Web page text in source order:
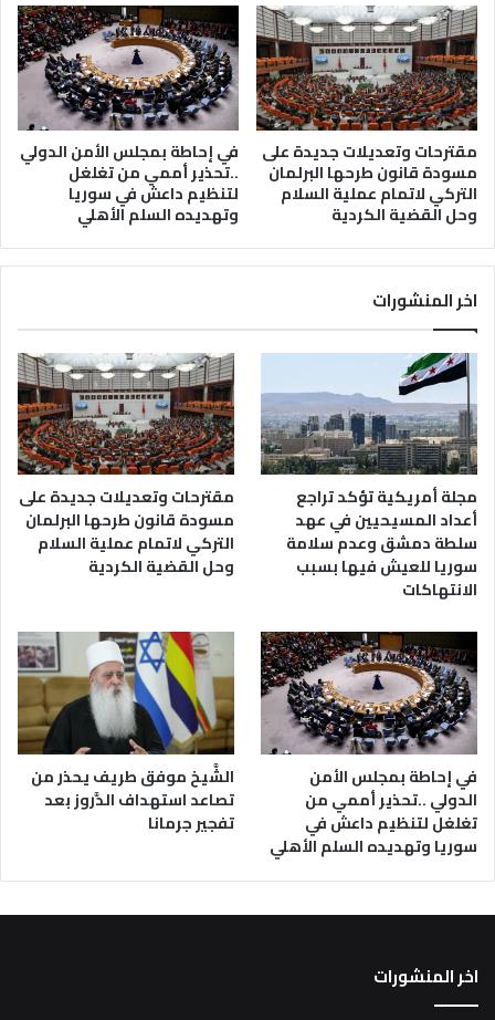
مقترحات وتعديلات جديدة على
مسودة قانون طرحها البرلمان
التركي لاتمام عملية السلام
وحل القضية الكردية
في إحاطة بمجلس الأمن الدولي
..تحذير أممي من تغلغل
لتنظيم داعش في سوريا
وتهديده السلم الأهلي
اخر المنشورات
مجلة أمريكية تؤكد تراجع
أعداد المسيحيين في عهد
سلطة دمشق وعدم سلامة
سوريا للعيش فيها بسبب
الانتهاكات
مقترحات وتعديلات جديدة على
مسودة قانون طرحها البرلمان
التركي لاتمام عملية السلام
وحل القضية الكردية
في إحاطة بمجلس الأمن
الدولي ..تحذير أممي من
تغلغل لتنظيم داعش في
سوريا وتهديده السلم الأهلي
الشَّيخ موفق طريف يحذر من
تصاعد استهداف الدَّروز بعد
تفجير جرمانا
اخر المنشورات